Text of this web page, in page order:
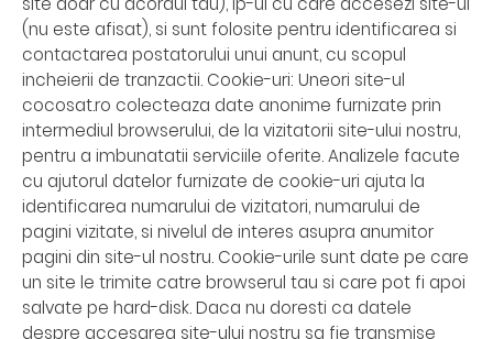
(nu este afisat), si sunt folosite pentru identificarea si
contactarea postatorului unui anunt, cu scopul
incheierii de tranzactii. Cookie-uri: Uneori site-ul
cocosat.ro colecteaza date anonime furnizate prin
intermediul browserului, de la vizitatorii site-ului nostru,
pentru a imbunatatii serviciile oferite. Analizele facute
cu ajutorul datelor furnizate de cookie-uri ajuta la
identificarea numarului de vizitatori, numarului de
pagini vizitate, si nivelul de interes asupra anumitor
pagini din site-ul nostru. Cookie-urile sunt date pe care
un site le trimite catre browserul tau si care pot fi apoi
salvate pe hard-disk. Daca nu doresti ca datele
despre accesarea site-ului nostru sa fie transmise